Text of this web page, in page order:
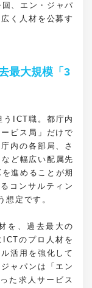
、エン・ジャパ
く人材を公募す
最大規模「3
うICT職。都庁内
ビス局」だけで
内の各部局、さ
ど幅広い配属先
進めることが期
コンサルティン
想定です。
を、過去最大の
ICTのプロ人材を
活用を強化して
ャパンは「エン
た求人サービス